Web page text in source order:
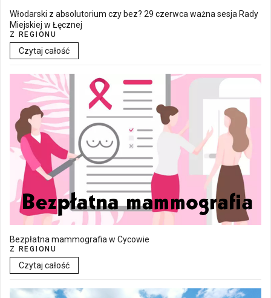
Włodarski z absolutorium czy bez? 29 czerwca ważna sesja Rady
Miejskiej w Łęcznej
Z REGIONU
Czytaj całość
Bezpłatna mammografia w Cycowie
Z REGIONU
Czytaj całość